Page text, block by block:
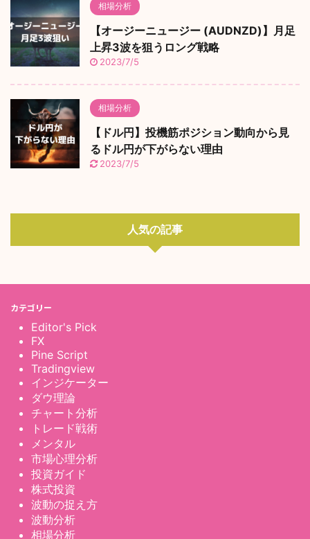
相場分析
【オージーニュージー (AUDNZD)】月足
上昇3波を狙うロング戦略
2023/7/5
相場分析
【ドル円】投機筋ポジション動向から見
るドル円が下がらない理由
2023/7/5
人気の記事
カテゴリー
Editor's Pick
FX
Pine Script
Tradingview
インジケーター
ダウ理論
チャート分析
トレード戦術
メンタル
市場心理分析
投資ガイド
株式投資
波動の捉え方
波動分析
相場分析